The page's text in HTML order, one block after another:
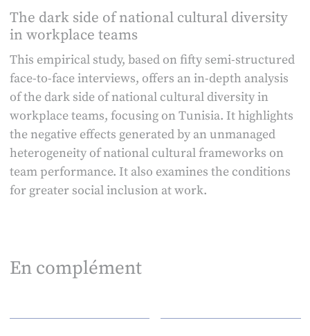
The dark side of national cultural diversity
in workplace teams
This empirical study, based on fifty semi-structured
face-to-face interviews, offers an in-depth analysis
of the dark side of national cultural diversity in
workplace teams, focusing on Tunisia. It highlights
the negative effects generated by an unmanaged
heterogeneity of national cultural frameworks on
team performance. It also examines the conditions
for greater social inclusion at work.
En complément